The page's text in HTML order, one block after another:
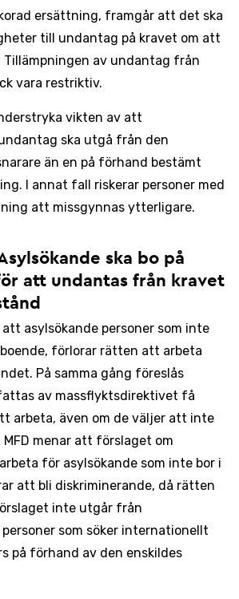
ersättning, framgår att det ska
till undantag på kravet om att
Tillämpningen av undantag från
vara restriktiv.
vikten av att
ska utgå från den
än en på förhand bestämt
I annat fall riskerar personer med
att missgynnas ytterligare.
ska bo på
att undantas från kravet
asylsökande personer som inte
förlorar rätten att arbeta
På samma gång föreslås
av massflyktsdirektivet få
arbeta, även om de väljer att inte
MFD menar att förslaget om
för asylsökande som inte bor i
att bli diskriminerande, då rätten
inte utgår från
som söker internationellt
på förhand av den enskildes